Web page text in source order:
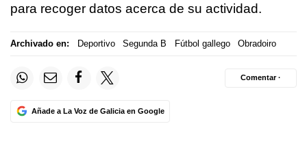
para recoger datos acerca de su actividad.
Archivado en: Deportivo Segunda B Fútbol gallego Obradoiro
Añade a La Voz de Galicia en Google
Comentar ·